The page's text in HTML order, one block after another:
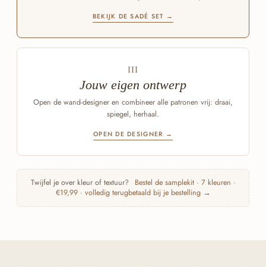
BEKIJK DE SADÉ SET →
III
Jouw eigen ontwerp
Open de wand-designer en combineer alle patronen vrij: draai,
spiegel, herhaal.
OPEN DE DESIGNER →
Twijfel je over kleur of textuur?
Bestel de samplekit · 7 kleuren ·
€19,99 · volledig terugbetaald bij je bestelling →